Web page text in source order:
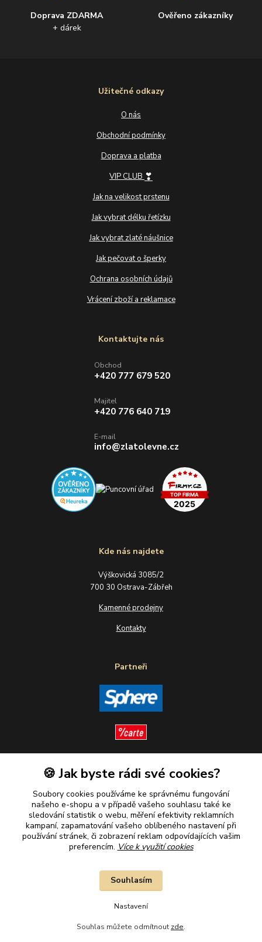
Doprava ZDARMA
+ dárek
Ověřeno zákazníky
Užitečné odkazy
O nás
Obchodní podmínky
Doprava a platba
VIP CLUB ❣
Jak na velikost prstenu
Jak vybrat délku řetízku
Jak vybrat zlaté náušnice
Jak pečovat o šperky
Ochrana osobních údajů
Vrácení zboží a reklamace
Kde nás najdete
Výškovická 3085/2
700 30 Ostrava-Zábřeh
Kamenné prodejny
Kontakty
Partneři
Sledujte nás
Plaťte u nás bezpečně
Kontaktujte nás
Obchod
+420 777 679 520
Majitel
+420 776 640 719
E-mail
info@zlatolevne.cz
🍪 Jak byste rádi své cookies?
Soubory cookies používáme ke správnému fungování
našeho e-shopu a v případě vašeho souhlasu také ke
sledování statistik o webu, měření efektivity reklamních
kampaní, zapamatování vašeho oblíbeného nastavení při
používání stránek, či zobrazení reklam odpovídajících vašim
preferencím. Více k využití cookies
Nastavení
Souhlasím
Souhlas můžete odmítnout zde.